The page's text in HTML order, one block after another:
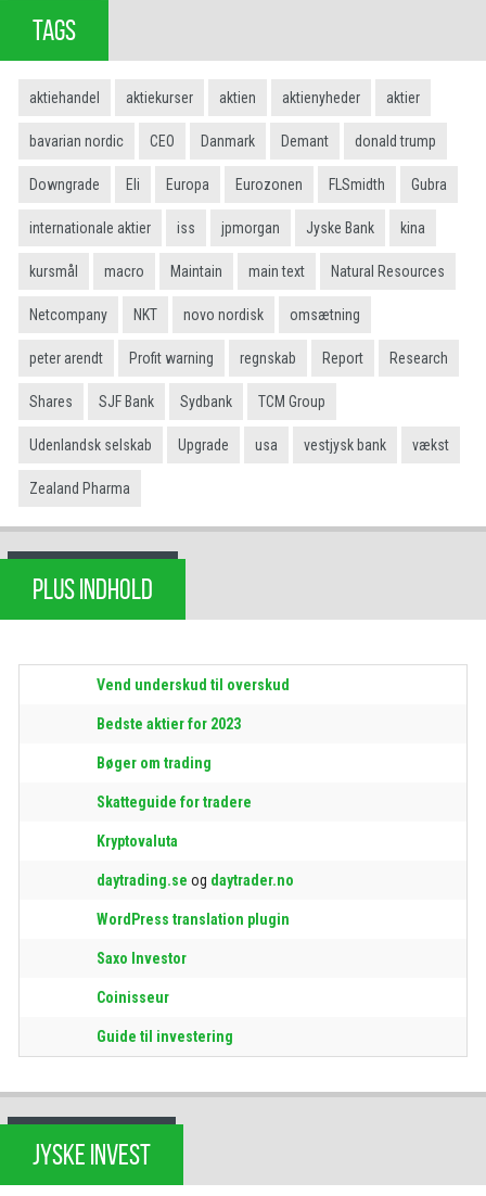
TAGS
aktiehandel aktiekurser aktien aktienyheder aktier
bavarian nordic CEO Danmark Demant donald trump
Downgrade Eli Europa Eurozonen FLSmidth Gubra
internationale aktier iss jpmorgan Jyske Bank kina
kursmål macro Maintain main text Natural Resources
Netcompany NKT novo nordisk omsætning
peter arendt Profit warning regnskab Report Research
Shares SJF Bank Sydbank TCM Group
Udenlandsk selskab Upgrade usa vestjysk bank vækst
Zealand Pharma
PLUS INDHOLD
Vend underskud til overskud
Bedste aktier for 2023
Bøger om trading
Skatteguide for tradere
Kryptovaluta
daytrading.se og daytrader.no
WordPress translation plugin
Saxo Investor
Coinisseur
Guide til investering
JYSKE INVEST